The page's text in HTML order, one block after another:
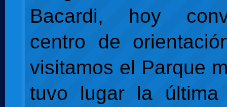
Bacardi, hoy
centro de
visitamos el Parque
tuvo lugar la última